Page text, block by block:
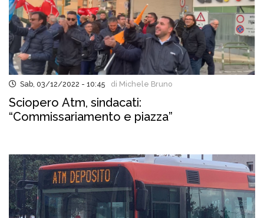
Sab, 03/12/2022 - 10:45 di Michele Bruno
Sciopero Atm, sindacati:
“Commissariamento e piazza”